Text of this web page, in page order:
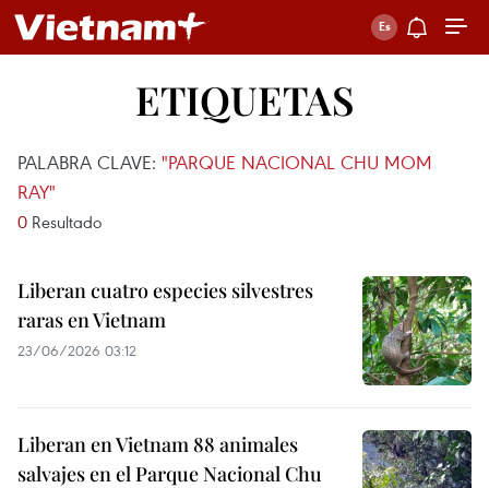
ETIQUETAS
PALABRA CLAVE: "PARQUE NACIONAL CHU MOM
RAY"
0 Resultado
Liberan cuatro especies silvestres
raras en Vietnam
23/06/2026 03:12
Liberan en Vietnam 88 animales
salvajes en el Parque Nacional Chu